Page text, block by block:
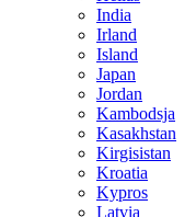
India
Irland
Island
Japan
Jordan
Kambodsja
Kasakhstan
Kirgisistan
Kroatia
Kypros
Latvia